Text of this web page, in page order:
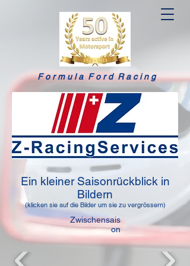
F o r m u l a F o r d R a c i n g
Ein kleiner Saisonrückblick in
Bildern
(klicken sie auf die Bilder um sie zu vergrössern)
Zwischensais
on